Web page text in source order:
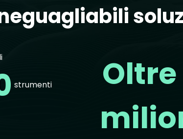
strumenti
Oltre